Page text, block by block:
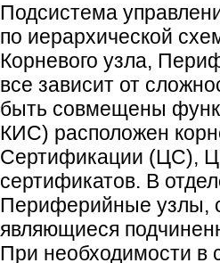
Подсистема
по иерархической
Корневого узла,
все зависит от
быть совмещены
КИС) расположен
Сертификации (ЦС),
сертификатов. В
Периферийные узлы,
являющиеся
При необходимости в